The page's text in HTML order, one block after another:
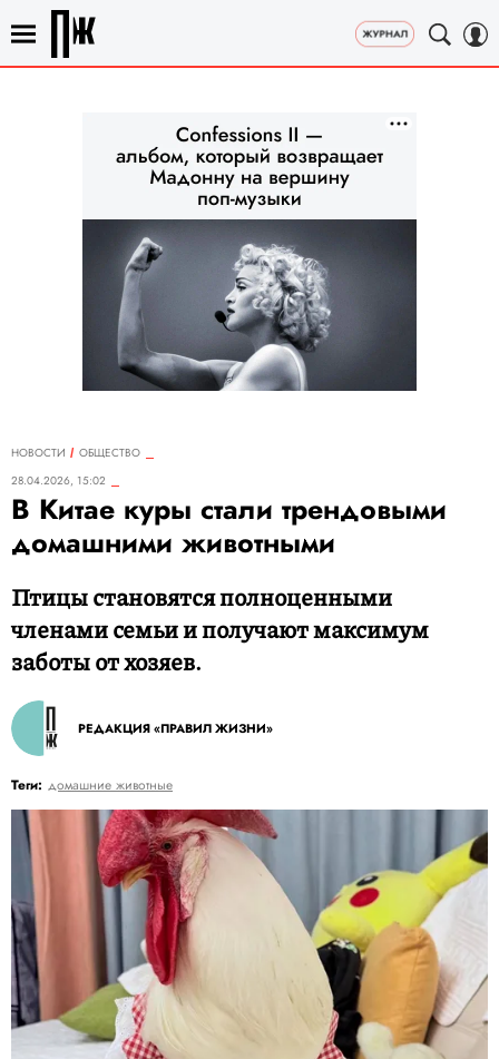
НОВОСТИ
ОБЩЕСТВО
28.04.2026, 15:02
В Китае куры стали трендовыми
домашними животными
Птицы становятся полноценными
членами семьи и получают максимум
заботы от хозяев.
РЕДАКЦИЯ «ПРАВИЛ ЖИЗНИ»
Теги: домашние животные